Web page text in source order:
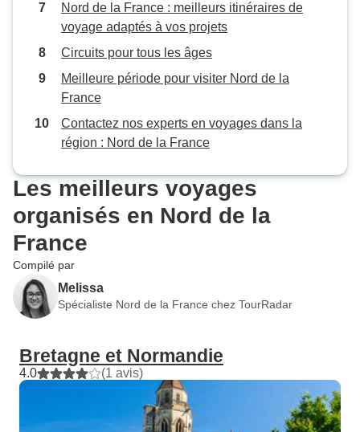
Nord de la France : meilleurs itinéraires de
voyage adaptés à vos projets
Circuits pour tous les âges
Meilleure période pour visiter Nord de la
France
Contactez nos experts en voyages dans la
région : Nord de la France
Les meilleurs voyages
organisés en Nord de la
France
Compilé par
Melissa
Spécialiste Nord de la France chez TourRadar
Bretagne et Normandie
4.0 (1 avis)